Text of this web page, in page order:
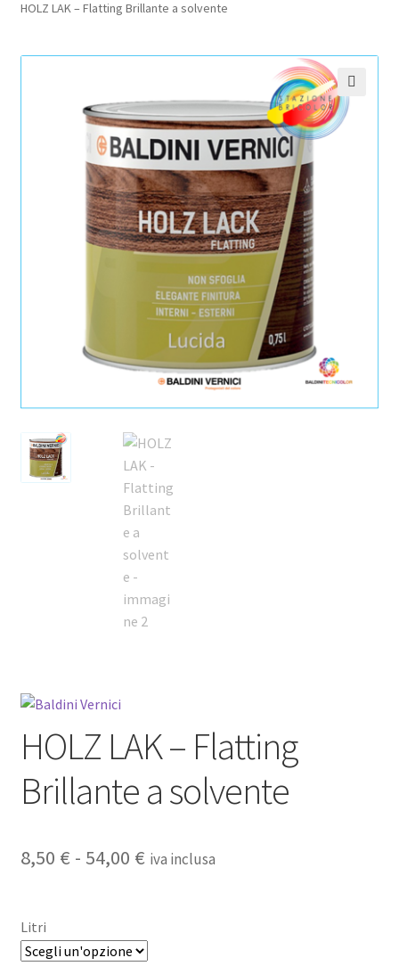
Termini e condizioni d’uso
HOLZ LAK – Flatting Brillante a solvente
🔍
HOLZ LAK – Flatting
Brillante a solvente
8,50 € - 54,00 €Fascia
da
iva inclusa
Litri